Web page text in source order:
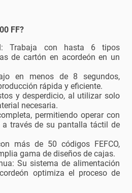
FF?
Trabaja con hasta 6 tipos
de cartón en acordeón en un
en menos de 8 segundos,
rápida y eficiente.
y desperdicio, al utilizar solo
necesaria.
permitiendo operar con
a través de su pantalla táctil de
más de 50 códigos FEFCO,
gama de diseños de cajas.
Su sistema de alimentación
optimiza el proceso de